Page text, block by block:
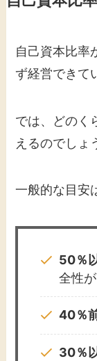
自己資本比率
ず経営できて
では、どのく
えるのでしょ
一般的な目安
50％
全性
40％
30％